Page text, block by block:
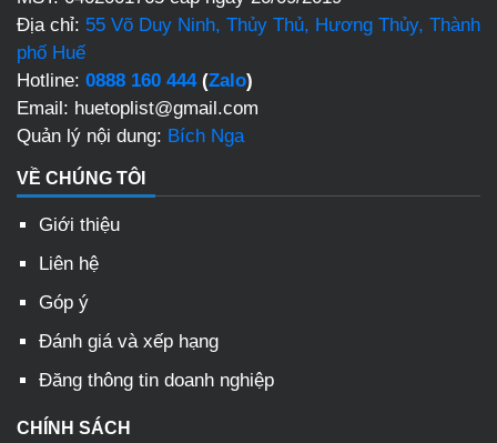
Địa chỉ: 55 Võ Duy Ninh, Thủy Thủ, Hương Thủy, Thành
phố Huế
Hotline: 0888 160 444(Zalo)
Email: huetoplist@gmail.com
Quản lý nội dung: Bích Nga
VỀ CHÚNG TÔI
Giới thiệu
Liên hệ
Góp ý
Đánh giá và xếp hạng
Đăng thông tin doanh nghiệp
CHÍNH SÁCH